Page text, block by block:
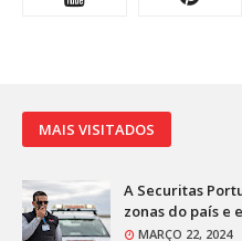
MAIS VISITADOS
A Securitas
zonas do país e
MARÇO 22, 2024